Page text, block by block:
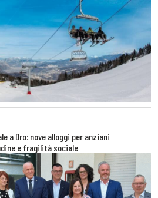
a Dro: nove alloggi per anziani
e fragilità sociale